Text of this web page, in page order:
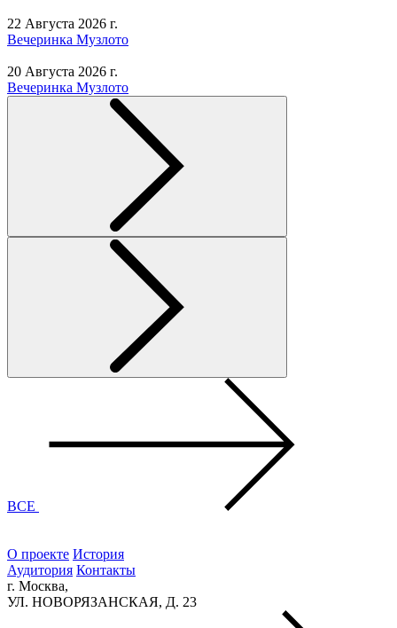
22 Августа 2026 г.
Вечеринка Музлото
20 Августа 2026 г.
Вечеринка Музлото
ВСЕ
О проекте История
Аудитория Контакты
г. Москва,
УЛ. НОВОРЯЗАНСКАЯ, Д. 23